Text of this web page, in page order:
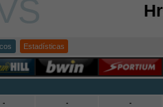
Estadísticas
- - -